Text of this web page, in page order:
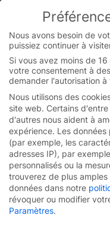
You are
Switch to the
Skip
content
Nous avons besoin de
puissiez continuer à
Si vous avez moins de
votre consentement à
demander l'autorisation
Nous utilisons des
site web. Certains
d'autres nous aident à
expérience. Les
(par exemple, les
adresses IP), par
personnalisés ou la
trouverez de plus
données dans notre
révoquer ou modifier
Paramètres.